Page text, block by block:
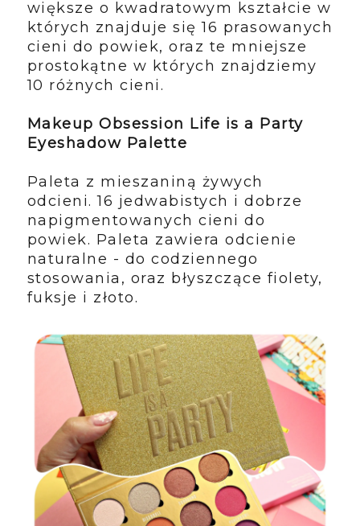
większe o kwadratowym kształcie w
których znajduje się 16 prasowanych
cieni do powiek, oraz te mniejsze
prostokątne w których znajdziemy
10 różnych cieni.
Makeup Obsession Life is a Party
Eyeshadow Palette
Paleta z mieszaniną żywych
odcieni. 16 jedwabistych i dobrze
napigmentowanych cieni do
powiek. Paleta zawiera odcienie
naturalne - do codziennego
stosowania, oraz błyszczące fiolety,
fuksje i złoto.